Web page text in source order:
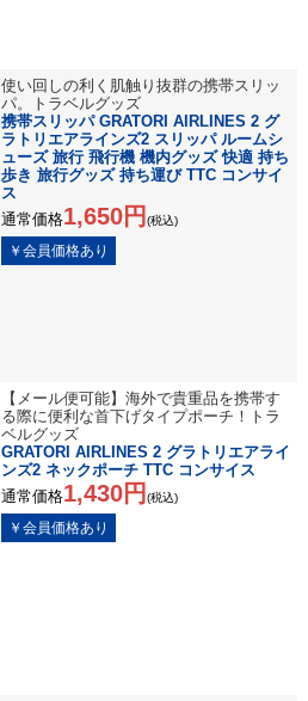
使い回しの利く肌触り抜群の携帯スリッ
パ。トラベルグッズ
携帯スリッパ GRATORI AIRLINES 2 グ
ラトリエアラインズ2 スリッパ ルームシ
ューズ 旅行 飛行機 機内グッズ 快適 持ち
歩き 旅行グッズ 持ち運び TTC コンサイ
ス
通常価格1,650円 (税込)
【メール便可能】海外で貴重品を携帯す
る際に便利な首下げタイプポーチ！トラ
ベルグッズ
GRATORI AIRLINES 2 グラトリエアライ
ンズ2 ネックポーチ TTC コンサイス
通常価格1,430円 (税込)